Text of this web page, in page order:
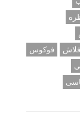
فلاش
فوکوس